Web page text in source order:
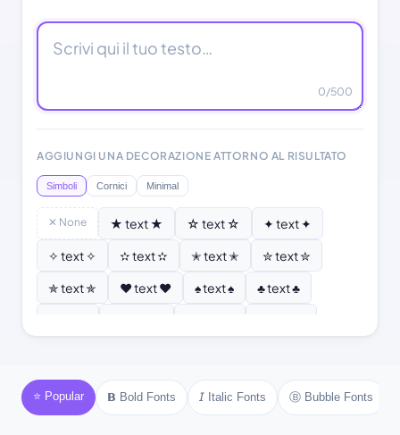
0/500
AGGIUNGI UNA DECORAZIONE ATTORNO AL RISULTATO
Simboli Cornici Minimal
✕ None ★ text ★ ☆ text ☆
✦ text ✦
✧ text ✧
✫ text ✫ ✭ text ✭
✮ text ✮
✯ text ✯
♥ text ♥ ♠ text ♠
♣ text ♣
☾ text ☾
⚜ text ⚜ ⚓ text ⚓
♪ text ♪
♫ text ♫
⚘ text ⚘
⭐ Popular 𝗕 Bold Fonts 𝘐 Italic Fonts Ⓑ Bubble Fonts